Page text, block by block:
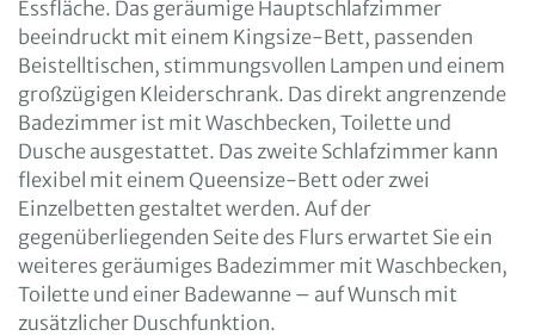
Essfläche. Das geräumige Hauptschlafzimmer
beeindruckt mit einem Kingsize-Bett, passenden
Beistelltischen, stimmungsvollen Lampen und einem
großzügigen Kleiderschrank. Das direkt angrenzende
Badezimmer ist mit Waschbecken, Toilette und
Dusche ausgestattet. Das zweite Schlafzimmer kann
flexibel mit einem Queensize-Bett oder zwei
Einzelbetten gestaltet werden. Auf der
gegenüberliegenden Seite des Flurs erwartet Sie ein
weiteres geräumiges Badezimmer mit Waschbecken,
Toilette und einer Badewanne – auf Wunsch mit
zusätzlicher Duschfunktion.